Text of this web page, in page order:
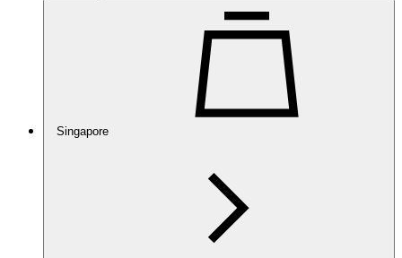
Singapore